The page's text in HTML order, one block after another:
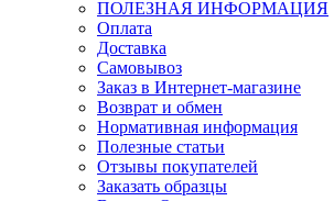
ПОЛЕЗНАЯ ИНФОРМАЦИЯ
Оплата
Доставка
Самовывоз
Заказ в Интернет-магазине
Возврат и обмен
Нормативная информация
Полезные статьи
Отзывы покупателей
Заказать образцы